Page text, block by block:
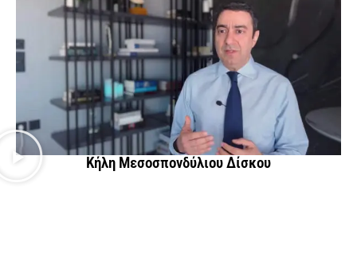
Κήλη Μεσοσπονδύλιου Δίσκου